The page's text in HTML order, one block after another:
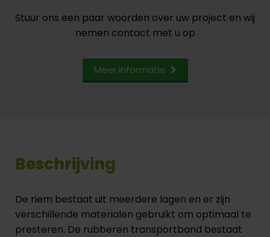
Stuur ons een paar woorden over uw project en wij
nemen contact met u op
Meer informatie
Beschrijving
De riem bestaat uit meerdere lagen en er zijn
verschillende materialen gebruikt om optimaal te
presteren. De rubberen transportband bestaat